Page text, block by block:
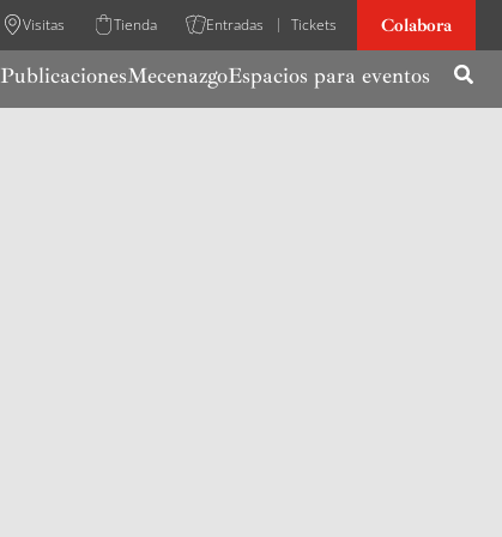
Visitas Tienda Entradas Tickets Colabora
PublicacionesMecenazgoEspacios para eventos